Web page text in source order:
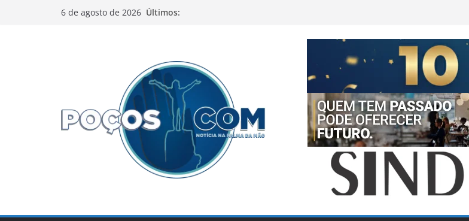
6 de agosto de 2026 Últimos: